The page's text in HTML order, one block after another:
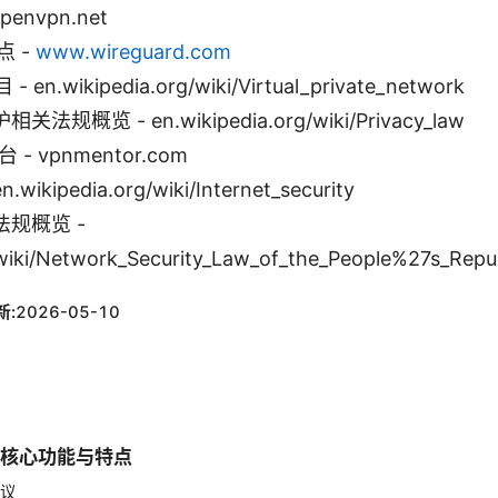
- www.wireguard.com
- en.wikipedia.org/wiki/Virtual_private_network
相关法规概览 - en.wikipedia.org/wiki/Privacy_law
- vpnmentor.com
wiki/Internet_security
规概览 -
:2026-05-10
心功能与特点